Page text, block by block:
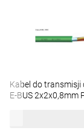
Kabel do transmisji
E-BUS 2x2x0,8mm